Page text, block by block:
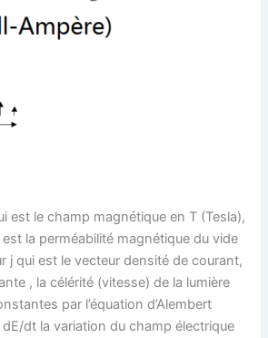
est le champ magnétique en T (Tesla),
la perméabilité magnétique du vide
j qui est le vecteur densité de courant,
, la célérité (vitesse) de la lumière
par l’équation d’Alembert
dt la variation du champ électrique